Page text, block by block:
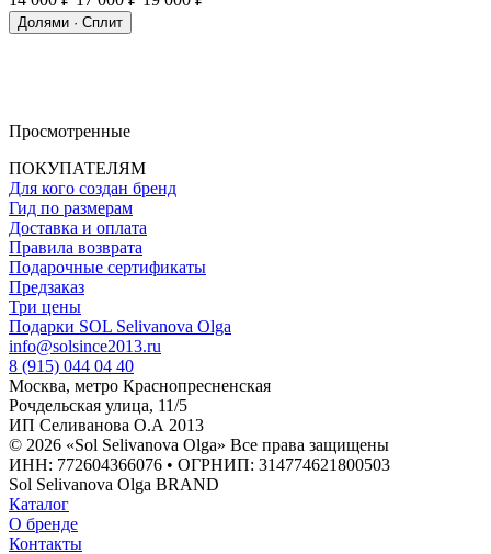
Долями · Сплит
Просмотренные
ПОКУПАТЕЛЯМ
Для кого создан бренд
Гид по размерам
Доставка и оплата
Правила возврата
Подарочные сертификаты
Предзаказ
Три цены
Подарки SOL Selivanova Olga
info@solsince2013.ru
8 (915) 044 04 40
Москва, метро Краснопресненская
Рочдельская улица, 11/5
ИП Селиванова О.А 2013
© 2026 «Sol Selivanova Olga» Все права защищены
ИНН: 772604366076 • ОГРНИП: 314774621800503
Sol Selivanova Olga BRAND
Каталог
О бренде
Контакты